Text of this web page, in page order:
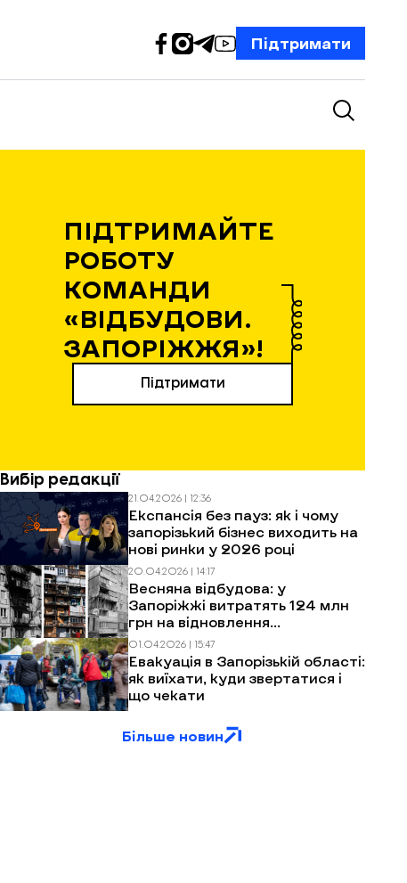
Підтримати
ПІДТРИМАЙТЕ
РОБОТУ
КОМАНДИ
«ВІДБУДОВИ.
ЗАПОРІЖЖЯ»!
Підтримати
Вибір редакції
21.04.2026 | 12:36
Експансія без пауз: як і чому
запорізький бізнес виходить на
нові ринки у 2026 році
20.04.2026 | 14:17
Весняна відбудова: у
Запоріжжі витратять 124 млн
грн на відновлення
багатоповерхівок після
обстрілів
01.04.2026 | 15:47
Евакуація в Запорізькій області:
як виїхати, куди звертатися і
що чекати
Більше новин